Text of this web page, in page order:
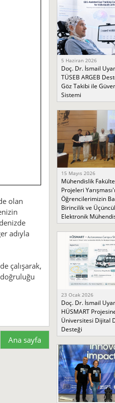
olan
adıyla
çalışarak,
Ana sayfa
5 Haziran 2026
Doç. Dr. İsmail
TÜSEB ARGEB
Göz Takibi ile
Sistemi
15 Mayıs 2026
Mühendislik
Projeleri
Öğrencilerimizin
Birincilik ve
Elektronik
23 Ocak 2026
Doç. Dr. İsmail
HÜSMART
Üniversitesi Dijital
Desteği